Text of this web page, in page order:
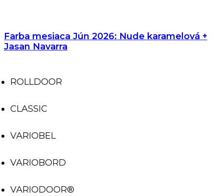
Farba mesiaca Jún 2026: Nude karamelová +
Jasan Navarra
ROLLDOOR
CLASSIC
VARIOBEL
VARIOBORD
VARIODOOR®